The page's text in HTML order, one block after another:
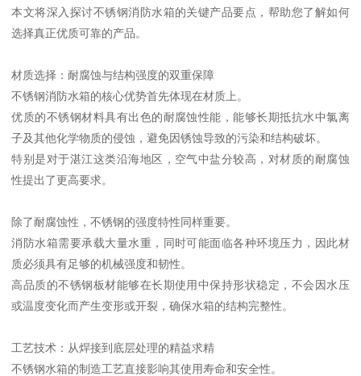
本文将深入探讨不锈钢消防水箱的关键产品要点，帮助您了解如何
选择真正优质可靠的产品。
材质选择：耐腐蚀与结构强度的双重保障
不锈钢消防水箱的核心优势首先体现在材质上。
优质的不锈钢材料具有出色的耐腐蚀性能，能够长期抵抗水中氯离
子及其他化学物质的侵蚀，避免因锈蚀导致的污染和结构破坏。
特别是对于湛江这类沿海地区，空气中盐分较高，对材质的耐腐蚀
性提出了更高要求。
除了耐腐蚀性，不锈钢的强度特性同样重要。
消防水箱需要承载大量水重，同时可能面临各种环境压力，因此材
质必须具有足够的机械强度和韧性。
高品质的不锈钢板材能够在长期使用中保持形状稳定，不会因水压
或温度变化而产生变形或开裂，确保水箱的结构完整性。
工艺技术：从焊接到底层处理的精益求精
不锈钢水箱的制造工艺直接影响其使用寿命和安全性。